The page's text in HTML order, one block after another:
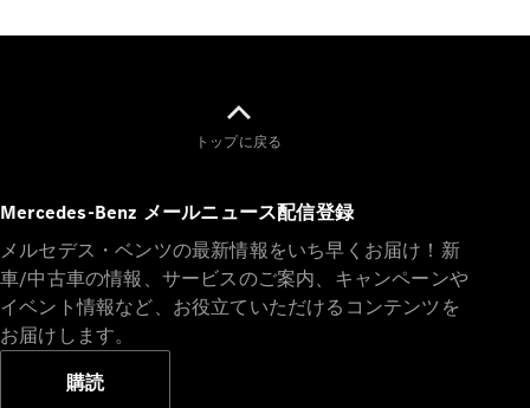
STUDIO
ポート
デジタルコ
ンパニオン
限定車ライ
ンアップ
トップに戻る
Mercedes-Benz メールニュース配信登録
メルセデス・ベンツの最新情報をいち早くお届け！新
車/中古車の情報、サービスのご案内、キャンペーンや
イベント情報など、お役立ていただけるコンテンツを
お届けします。
購読